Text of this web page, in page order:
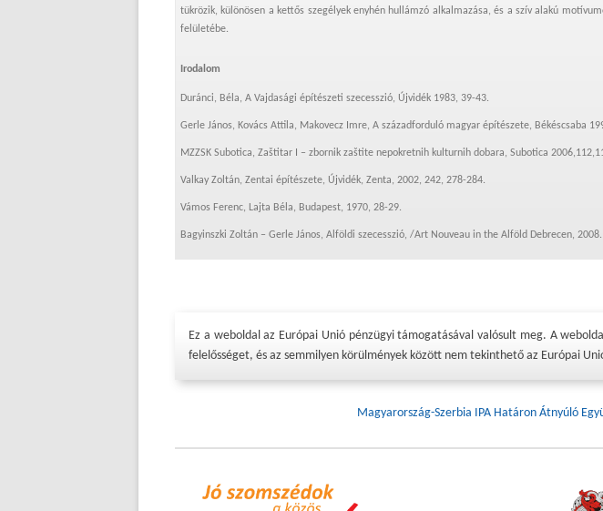
tükrözik, különösen a kettős szegélyek enyhén hullámzó alkalmazása, és a szív alakú
felületébe.
Irodalom
Duránci, Béla, A Vajdasági építészeti szecesszió, Újvidék 1983, 39-43.
Gerle János, Kovács Attila, Makovecz Imre, A századforduló magyar építészete, Békéscsaba
MZZSK Subotica, Zaštitar I – zbornik zaštite nepokretnih kulturnih dobara, Subotica
Valkay Zoltán, Zentai építészete, Újvidék, Zenta, 2002, 242, 278-284.
Vámos Ferenc, Lajta Béla, Budapest, 1970, 28-29.
Bagyinszki Zoltán – Gerle János, Alföldi szecesszió, /Art Nouveau in the Alföld Debrecen, 2008.
Ez a weboldal az Európai Unió pénzügyi támogatásával valósult meg. A
felelősséget, és az semmilyen körülmények között nem tekinthető az Európai
Magyarország-Szerbia IPA Határon Átnyúló